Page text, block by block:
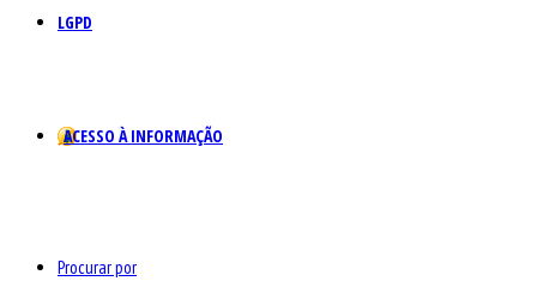
LGPD
ACESSO À INFORMAÇÃO
Procurar por